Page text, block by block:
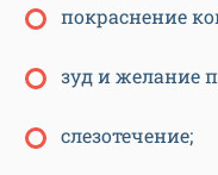
покраснение
зуд и желание
слезотечение;